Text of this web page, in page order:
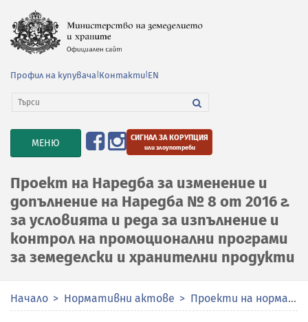
Профил на купувача Контакти EN
TOGGLE
NAVIGATION
МЕНЮ СИГНАЛ ЗА КОРУПЦИЯ
или злоупотреби
Проект на Наредба за изменение и
допълнение на Наредба № 8 от 2016 г.
за условията и реда за изпълнение и
контрол на промоционални програми
за земеделски и хранителни продукти
Начало Нормативни актове Проекти на нормативни актове